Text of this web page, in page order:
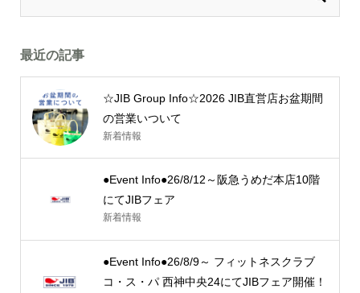
最近の記事
☆JIB Group Info☆2026 JIB直営店お盆期間
の営業いついて
新着情報
●Event Info●26/8/12～阪急うめだ本店10階
にてJIBフェア
新着情報
●Event Info●26/8/9～ フィットネスクラブ
コ・ス・パ 西神中央24にてJIBフェア開催！